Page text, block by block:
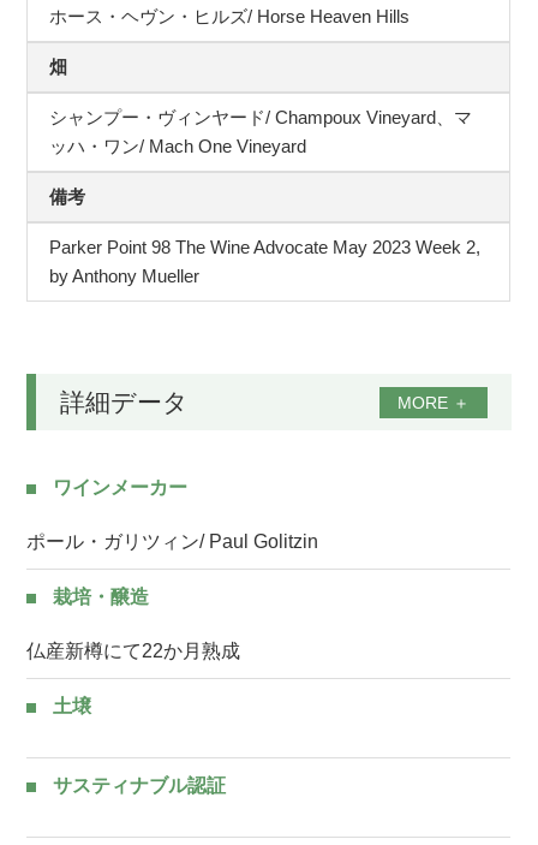
ホース・ヘヴン・ヒルズ/ Horse Heaven Hills
畑
シャンプー・ヴィンヤード/ Champoux Vineyard、マ
ッハ・ワン/ Mach One Vineyard
備考
Parker Point 98 The Wine Advocate May 2023 Week 2,
by Anthony Mueller
詳細データ MORE ＋
ワインメーカー
ポール・ガリツィン/ Paul Golitzin
栽培・醸造
仏産新樽にて22か月熟成
土壌
サスティナブル認証